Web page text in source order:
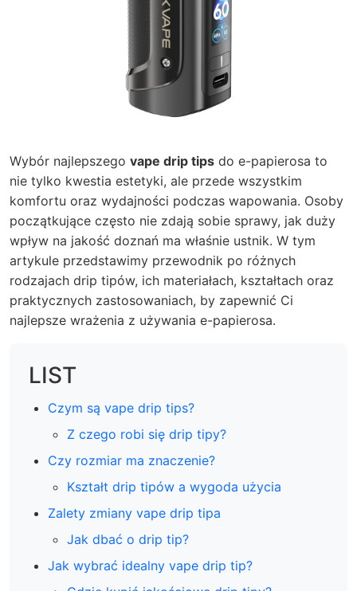
Wybór najlepszego vape drip tips do e-papierosa to
nie tylko kwestia estetyki, ale przede wszystkim
komfortu oraz wydajności podczas wapowania. Osoby
początkujące często nie zdają sobie sprawy, jak duży
wpływ na jakość doznań ma właśnie ustnik. W tym
artykule przedstawimy przewodnik po różnych
rodzajach drip tipów, ich materiałach, kształtach oraz
praktycznych zastosowaniach, by zapewnić Ci
najlepsze wrażenia z używania e-papierosa.
LIST
Czym są vape drip tips?
Z czego robi się drip tipy?
Czy rozmiar ma znaczenie?
Kształt drip tipów a wygoda użycia
Zalety zmiany vape drip tipa
Jak dbać o drip tip?
Jak wybrać idealny vape drip tip?